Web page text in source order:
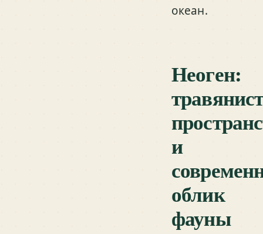
океан.
Неоген:
и
облик
фауны